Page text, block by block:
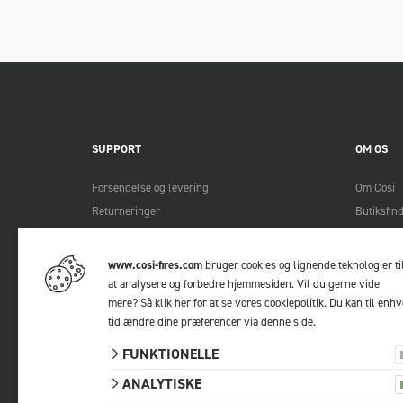
SUPPORT
Forsendelse og levering
Returneringer
FAQ
Kontakt
OM OS
Om Cosi
Lookbook
www.cosi-fires.combruger cookies og lignende teknologier til
at analysere og forbedre hjemmesiden. Vil du gerne vide
mere?Så klik her for at se vores cookiepolitik. Du kan til
tid ændre dine præferencer viadenne side.
FUNKTIONELLE
ANALYTISKE